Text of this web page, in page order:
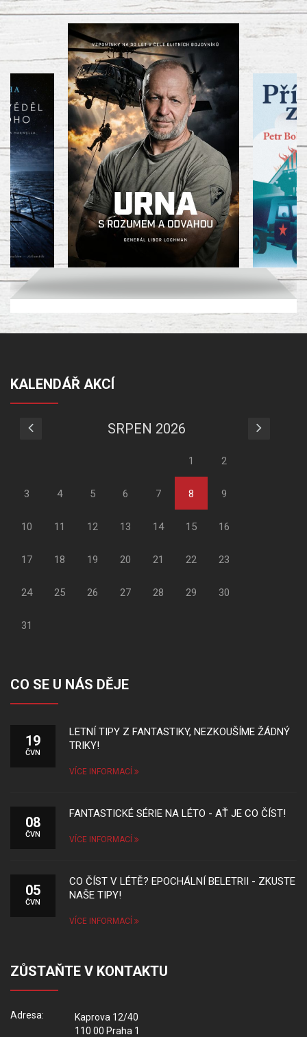
KALENDÁŘ AKCÍ
SRPEN 2026
1 2
3 4 5 6 7 8 9
10 11 12 13 14 15 16
17 18 19 20 21 22 23
24 25 26 27 28 29 30
31
CO SE U NÁS DĚJE
19
ČVN
LETNÍ TIPY Z FANTASTIKY, NEZKOUŠÍME ŽÁDNÝ
TRIKY!
VÍCE INFORMACÍ
08
ČVN
FANTASTICKÉ SÉRIE NA LÉTO - AŤ JE CO ČÍST!
VÍCE INFORMACÍ
05
ČVN
CO ČÍST V LÉTĚ? EPOCHÁLNÍ BELETRII - ZKUSTE
NAŠE TIPY!
VÍCE INFORMACÍ
ZŮSTAŇTE V KONTAKTU
Adresa:
Kaprova 12/40
110 00 Praha 1